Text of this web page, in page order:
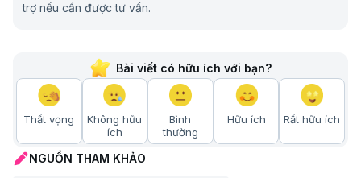
trợ nếu cần được tư vấn.
Bài viết có hữu ích với bạn?
Thất vọng
Không hữu
ích
Bình
thường
Hữu ích Rất hữu ích
NGUỒN THAM KHẢO